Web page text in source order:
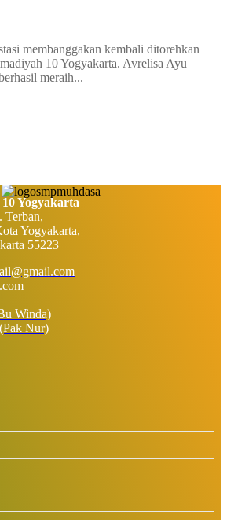
membanggakan kembali ditorehkan
10 Yogyakarta. Avrelisa Ayu
meraih...
Yogyakarta
Terban,
Yogyakarta,
55223
Winda)
Nur)